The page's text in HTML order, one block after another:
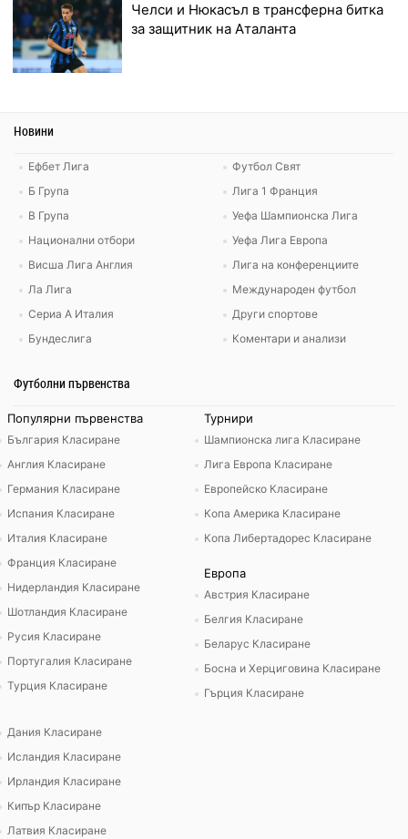
Челси и Нюкасъл в трансферна битка
за защитник на Аталанта
Новини
Ефбет Лига
Б Група
В Група
Национални отбори
Висша Лига Англия
Ла Лига
Сериа А Италия
Бундеслига
Футбол Свят
Лига 1 Франция
Уефа Шампионска Лига
Уефа Лига Европа
Лига на конференциите
Международен футбол
Други спортове
Коментари и анализи
Футболни първенства
Популярни първенства
България Класиране
Англия Класиране
Германия Класиране
Испания Класиране
Италия Класиране
Франция Класиране
Нидерландия Класиране
Шотландия Класиране
Русия Класиране
Португалия Класиране
Турция Класиране
Турнири
Шампионска лига Класиране
Лига Европа Класиране
Европейско Класиране
Копа Америка Класиране
Копа Либертадорес Класиране
Европа
Австрия Класиране
Белгия Класиране
Беларус Класиране
Босна и Херциговина Класиране
Гърция Класиране
Дания Класиране
Исландия Класиране
Ирландия Класиране
Кипър Класиране
Латвия Класиране